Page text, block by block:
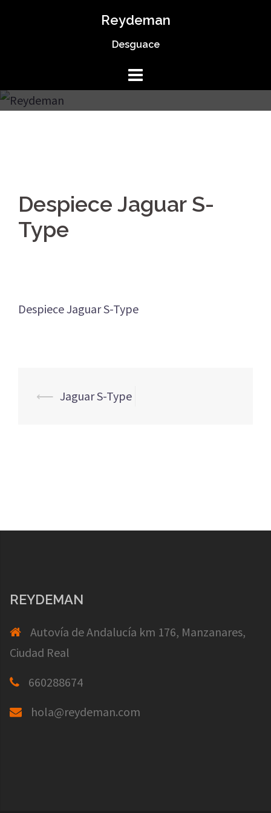
Reydeman
Desguace
Despiece Jaguar S-
Type
Despiece Jaguar S-Type
Navegación
⟵ Jaguar S-Type
REYDEMAN
Autovía de Andalucía km 176, Manzanares,
Ciudad Real
660288674
hola@reydeman.com